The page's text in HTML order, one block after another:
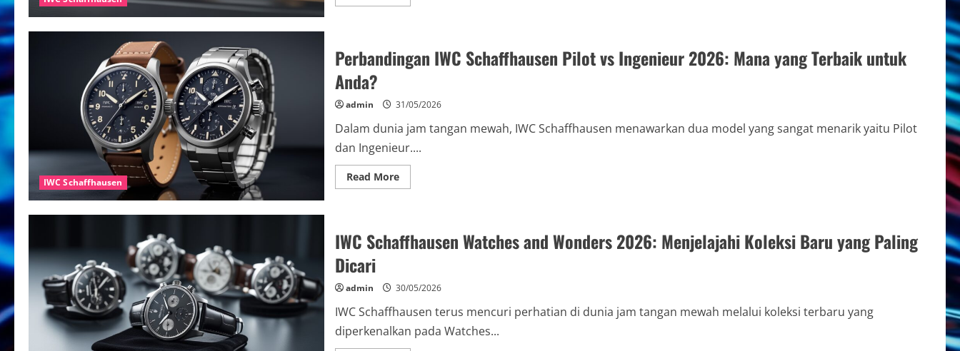
more
IWC
Schaffhausen
Limited
yang
Dimiliki
untuk
Kolektor
IWC Schaffhausen
Perbandingan IWC Schaffhausen Pilot vs Ingenieur 2026: Mana yang Terbaik untuk
Anda?
admin 31/05/2026
Dalam dunia jam tangan mewah, IWC Schaffhausen menawarkan dua model yang sangat menarik yaitu Pilot
dan Ingenieur....
Read MoreRead
more
Pilot
vs
yang
Terbaik
Anda?
IWC Schaffhausen Watches and Wonders 2026: Menjelajahi Koleksi Baru yang Paling
Dicari
admin 30/05/2026
IWC Schaffhausen terus mencuri perhatian di dunia jam tangan mewah melalui koleksi terbaru yang
diperkenalkan pada Watches...